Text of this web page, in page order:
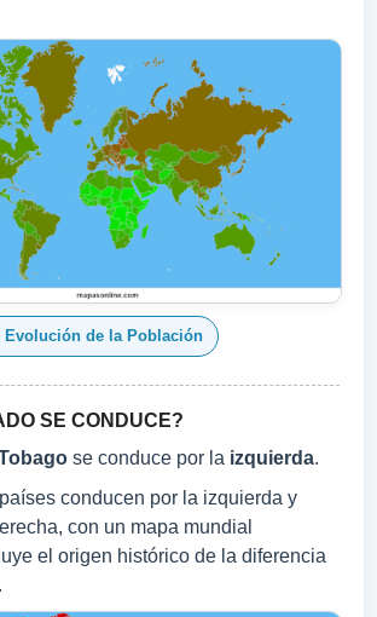
Evolución de la Población
SE CONDUCE?
se conduce por la izquierda.
conducen por la izquierda y
con un mapa mundial
el origen histórico de la diferencia